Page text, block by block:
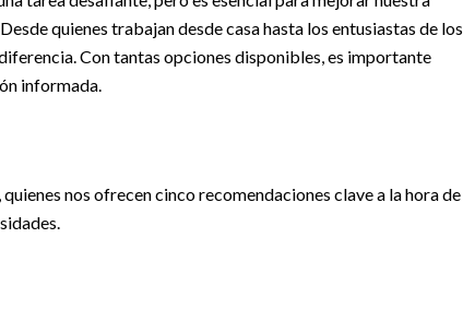
quienes trabajan desde casa hasta los entusiastas de los
Con tantas opciones disponibles, es importante
informada.
nos ofrecen cinco recomendaciones clave a la hora de